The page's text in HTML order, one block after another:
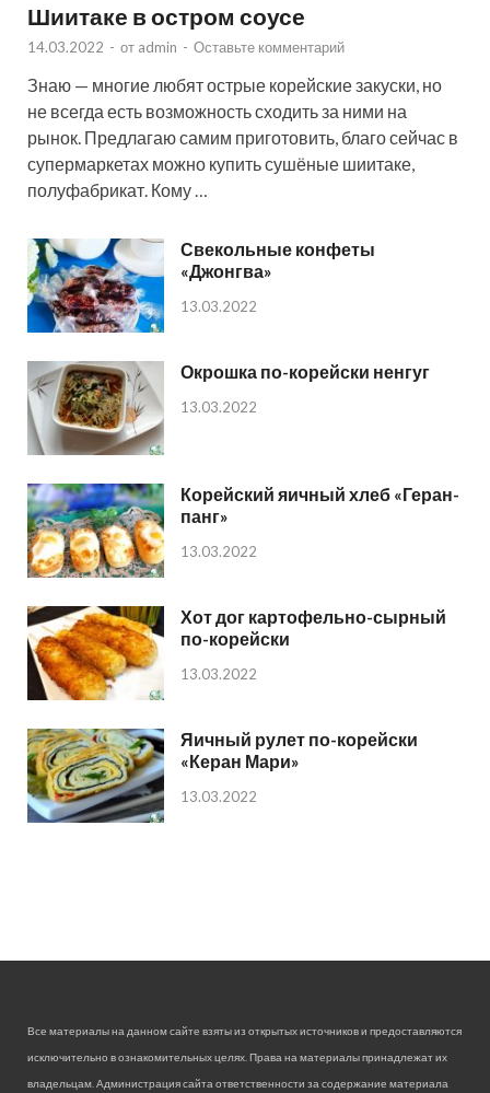
Шиитаке в остром соусе
14.03.2022 - от admin - Оставьте комментарий
Знаю — многие любят острые корейские закуски, но
не всегда есть возможность сходить за ними на
рынок. Предлагаю самим приготовить, благо сейчас в
супермаркетах можно купить сушёные шиитаке,
полуфабрикат. Кому …
Свекольные конфеты
«Джонгва»
13.03.2022
Окрошка по-корейски ненгуг
13.03.2022
Корейский яичный хлеб «Геран-
панг»
13.03.2022
Хот дог картофельно-сырный
по-корейски
13.03.2022
Яичный рулет по-корейски
«Керан Мари»
13.03.2022
Все материалы на данном сайте взяты из открытых источников и предоставляются
исключительно в ознакомительных целях. Права на материалы принадлежат их
владельцам. Администрация сайта ответственности за содержание материала